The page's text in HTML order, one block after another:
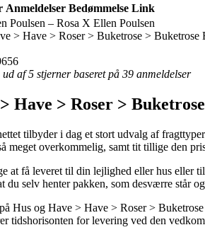
Anmeldelser Bedømmelse Link
Poulsen – Rosa X Ellen Poulsen
> Have > Roser > Buketrose > Buketrose
af 5 stjerner baseret på 39 anmeldelser
Have > Roser >
tilbyder i dag et stort udvalg af
meget overkommelig, samt tit tillige den
at få leveret til din lejlighed eller hus eller
du selv henter pakken, som desværre står
Hus og Have > Have > Roser >
tidshorisonten for levering ved den